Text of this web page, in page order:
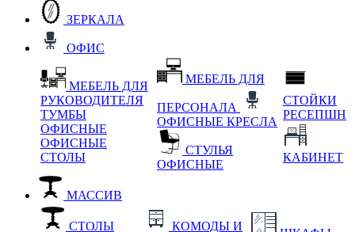
ЗЕРКАЛА
ОФИС
МЕБЕЛЬ ДЛЯ
РУКОВОДИТЕЛЯ
ТУМБЫ
ОФИСНЫЕ
ОФИСНЫЕ
СТОЛЫ
МЕБЕЛЬ ДЛЯ
ПЕРСОНАЛА
ОФИСНЫЕ КРЕСЛА
СТУЛЬЯ
ОФИСНЫЕ
СТОЙКИ
РЕСЕПШН
КАБИНЕТ
МАССИВ
СТОЛЫ КОМОДЫ И